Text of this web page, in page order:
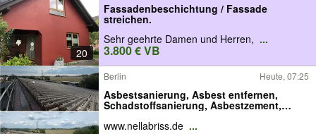
20
Fassadenbeschichtung / Fassade
streichen.
Sehr geehrte Damen und Herren, ...
3.800 € VB
Berlin Heute, 07:25
Asbestsanierung, Asbest entfernen,
Schadstoffsanierung, Asbestzement,
Asbestkleber, Floor-Flex, Asbestdächer,
Asbestfassaden
www.nellabriss.de ...